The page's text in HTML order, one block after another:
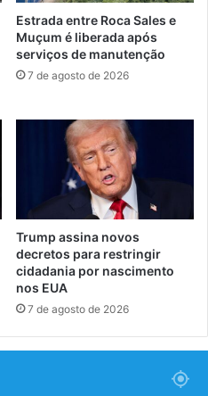
Estrada entre Roca Sales e
Muçum é liberada após
serviços de manutenção
7 de agosto de 2026
Trump assina novos
decretos para restringir
cidadania por nascimento
nos EUA
7 de agosto de 2026